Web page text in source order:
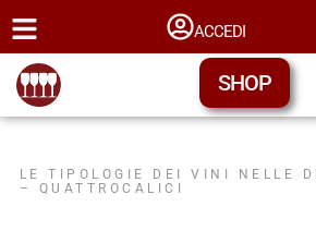
ACCEDI
SHOP
LE TIPOLOGIE DEI VINI NELLE
– QUATTROCALICI